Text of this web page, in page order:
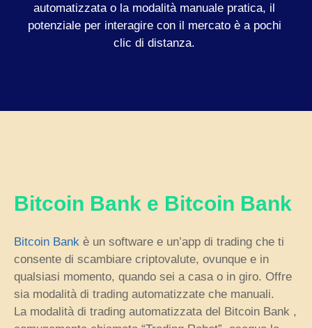
automatizzata o la modalità manuale pratica, il
potenziale per interagire con il mercato è a pochi
clic di distanza.
Bitcoin Bank e Bitcoin Bank
Bitcoin Bank è un software e un’app di trading che ti
consente di scambiare criptovalute, ovunque e in
qualsiasi momento, quando sei a casa o in giro. Offre
sia modalità di trading automatizzate che manuali.
La modalità di trading automatizzata del Bitcoin Bank ,